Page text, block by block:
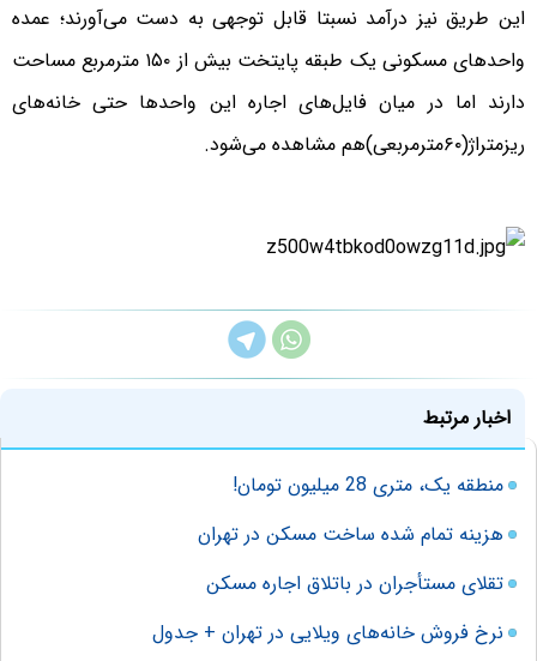
این طریق نیز درآمد نسبتا قابل توجهی به دست می‌آورند؛ عمده
واحدهای مسکونی یک طبقه پایتخت بیش از ۱۵۰ مترمربع مساحت
دارند اما در میان فایل‌های اجاره این واحدها حتی خانه‌های
ریزمتراژ(۶۰مترمربعی)هم مشاهده می‌شود.
اخبار مرتبط
منطقه یک، متری 28 میلیون تومان!
هزینه تمام شده ساخت مسکن در تهران
تقلای مستأجران در باتلاق اجاره‌ مسکن
نرخ فروش خانه‌های ویلایی در تهران + جدول